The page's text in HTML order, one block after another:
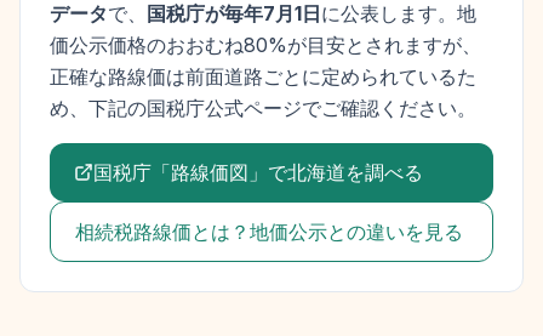
データで、 国税庁が毎年7月1日に公表します。 地
価公示価格のおおむね80%が目安とされますが、
正確な路線価は前面道路ごとに定められているた
め、下記の国税庁公式ページでご確認ください。
国税庁「路線価図」で北海道を調べる
相続税路線価とは？地価公示との違いを見る